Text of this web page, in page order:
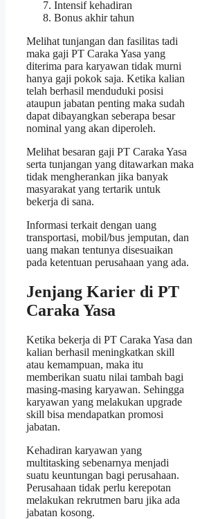
Intensif kehadiran
Bonus akhir tahun
Melihat tunjangan dan fasilitas tadi
maka gaji PT Caraka Yasa yang
diterima para karyawan tidak murni
hanya gaji pokok saja. Ketika kalian
telah berhasil menduduki posisi
ataupun jabatan penting maka sudah
dapat dibayangkan seberapa besar
nominal yang akan diperoleh.
Melihat besaran gaji PT Caraka Yasa
serta tunjangan yang ditawarkan maka
tidak mengherankan jika banyak
masyarakat yang tertarik untuk
bekerja di sana.
Informasi terkait dengan uang
transportasi, mobil/bus jemputan, dan
uang makan tentunya disesuaikan
pada ketentuan perusahaan yang ada.
Jenjang Karier di PT
Caraka Yasa
Ketika bekerja di PT Caraka Yasa dan
kalian berhasil meningkatkan skill
atau kemampuan, maka itu
memberikan suatu nilai tambah bagi
masing-masing karyawan. Sehingga
karyawan yang melakukan upgrade
skill bisa mendapatkan promosi
jabatan.
Kehadiran karyawan yang
multitasking sebenarnya menjadi
suatu keuntungan bagi perusahaan.
Perusahaan tidak perlu kerepotan
melakukan rekrutmen baru jika ada
jabatan kosong.